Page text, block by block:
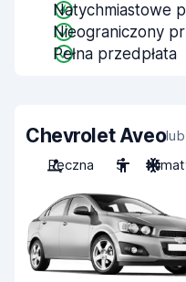
Natychmiastowe
Nieograniczony
Pełna przedpłata
Chevrolet Aveo
Ręczna
5